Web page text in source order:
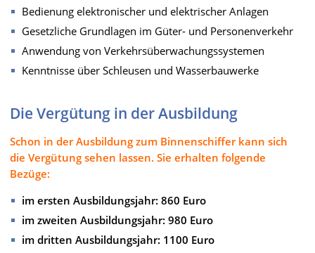
Bedienung elektronischer und elektrischer Anlagen
Gesetzliche Grundlagen im Güter- und Personenverkehr
Anwendung von Verkehrsüberwachungssystemen
Kenntnisse über Schleusen und Wasserbauwerke
Die Vergütung in der Ausbildung
Schon in der Ausbildung zum Binnenschiffer kann sich
die Vergütung sehen lassen. Sie erhalten folgende
Bezüge:
im ersten Ausbildungsjahr: 860 Euro
im zweiten Ausbildungsjahr: 980 Euro
im dritten Ausbildungsjahr: 1100 Euro